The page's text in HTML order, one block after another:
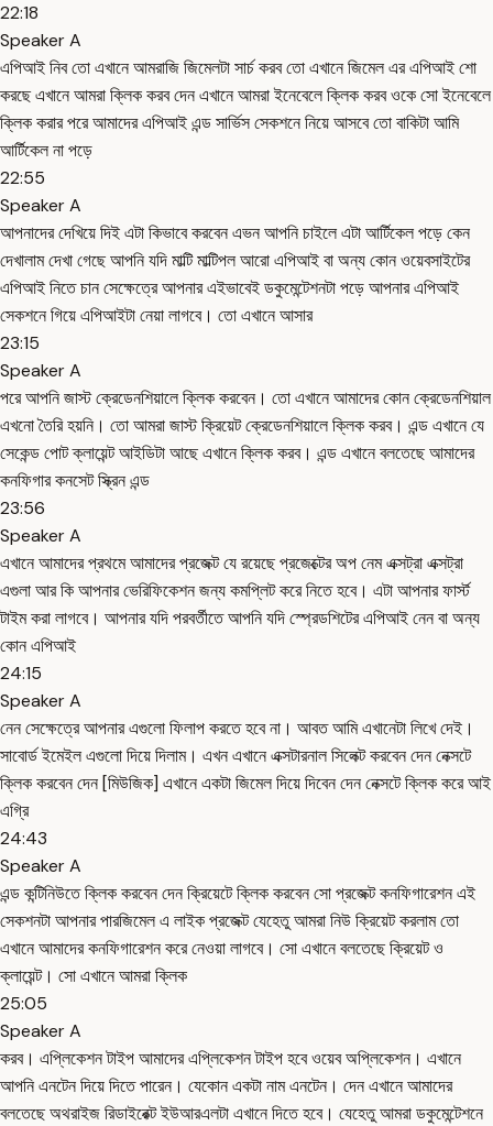
22:18
Speaker A
এপিআই নিব তো এখানে আমরাজি জিমেলটা সার্চ করব তো এখানে জিমেল এর এপিআই শো
করছে এখানে আমরা ক্লিক করব দেন এখানে আমরা ইনেবেলে ক্লিক করব ওকে সো ইনেবেলে
ক্লিক করার পরে আমাদের এপিআই এন্ড সার্ভিস সেকশনে নিয়ে আসবে তো বাকিটা আমি
আর্টিকেল না পড়ে
22:55
Speaker A
আপনাদের দেখিয়ে দিই এটা কিভাবে করবেন এভন আপনি চাইলে এটা আর্টিকেল পড়ে কেন
দেখালাম দেখা গেছে আপনি যদি মাল্টি মাল্টিপল আরো এপিআই বা অন্য কোন ওয়েবসাইটের
এপিআই নিতে চান সেক্ষেত্রে আপনার এইভাবেই ডকুমেন্টেশনটা পড়ে আপনার এপিআই
সেকশনে গিয়ে এপিআইটা নেয়া লাগবে। তো এখানে আসার
23:15
Speaker A
পরে আপনি জাস্ট ক্রেডেনশিয়ালে ক্লিক করবেন। তো এখানে আমাদের কোন ক্রেডেনশিয়াল
এখনো তৈরি হয়নি। তো আমরা জাস্ট ক্রিয়েট ক্রেডেনশিয়ালে ক্লিক করব। এন্ড এখানে যে
সেকেন্ড পোট ক্লায়েন্ট আইডিটা আছে এখানে ক্লিক করব। এন্ড এখানে বলতেছে আমাদের
কনফিগার কনসেট স্ক্রিন এন্ড
23:56
Speaker A
এখানে আমাদের প্রথমে আমাদের প্রজেক্ট যে রয়েছে প্রজেক্টের অপ নেম এক্সট্রা এক্সট্রা
এগুলা আর কি আপনার ভেরিফিকেশন জন্য কমপ্লিট করে নিতে হবে। এটা আপনার ফার্স্ট
টাইম করা লাগবে। আপনার যদি পরবর্তীতে আপনি যদি স্প্রেডশিটের এপিআই নেন বা অন্য
কোন এপিআই
24:15
Speaker A
নেন সেক্ষেত্রে আপনার এগুলো ফিলাপ করতে হবে না। আবত আমি এখানেটা লিখে দেই।
সাবোর্ড ইমেইল এগুলো দিয়ে দিলাম। এখন এখানে এক্সটারনাল সিলেক্ট করবেন দেন নেক্সটে
ক্লিক করবেন দেন [মিউজিক] এখানে একটা জিমেল দিয়ে দিবেন দেন নেক্সটে ক্লিক করে আই
এগ্রি
24:43
Speaker A
এন্ড কন্টিনিউতে ক্লিক করবেন দেন ক্রিয়েটে ক্লিক করবেন সো প্রজেক্ট কনফিগারেশন এই
সেকশনটা আপনার পারজিমেল এ লাইক প্রজেক্ট যেহেতু আমরা নিউ ক্রিয়েট করলাম তো
এখানে আমাদের কনফিগারেশন করে নেওয়া লাগবে। সো এখানে বলতেছে ক্রিয়েট ও
ক্লায়েন্ট। সো এখানে আমরা ক্লিক
25:05
Speaker A
করব। এপ্লিকেশন টাইপ আমাদের এপ্লিকেশন টাইপ হবে ওয়েব অপ্লিকেশন। এখানে
আপনি এনটেন দিয়ে দিতে পারেন। যেকোন একটা নাম এনটেন। দেন এখানে আমাদের
বলতেছে অথরাইজ রিডাইরেক্ট ইউআরএলটা এখানে দিতে হবে। যেহেতু আমরা ডকুমেন্টেশনে